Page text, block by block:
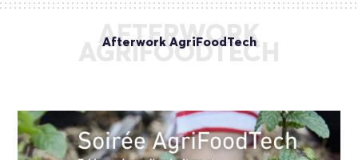
AFTERWORK
AGRIFOODTECH
Afterwork AgriFoodTech